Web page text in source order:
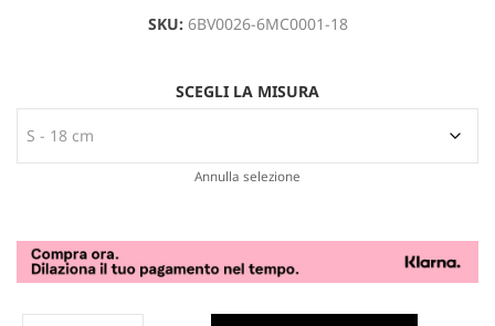
SKU: 6BV0026-6MC0001-18
SCEGLI LA MISURA
Annulla selezione